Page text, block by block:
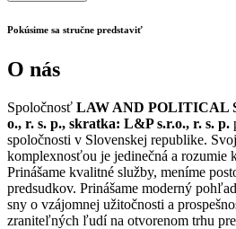
Pokúsime sa stručne predstaviť
O nás
Spoločnosť LAW AND POLITICAL
o., r. s. p., skratka: L&P s.r.o., r. s. p.
spoločnosti v Slovenskej republike.
komplexnosťou je jedinečná a rozumie
Prinášame kvalitné služby, meníme
predsudkov. Prinášame moderný
sny o vzájomnej užitočnosti a
zraniteľných ľudí na otvorenom trhu